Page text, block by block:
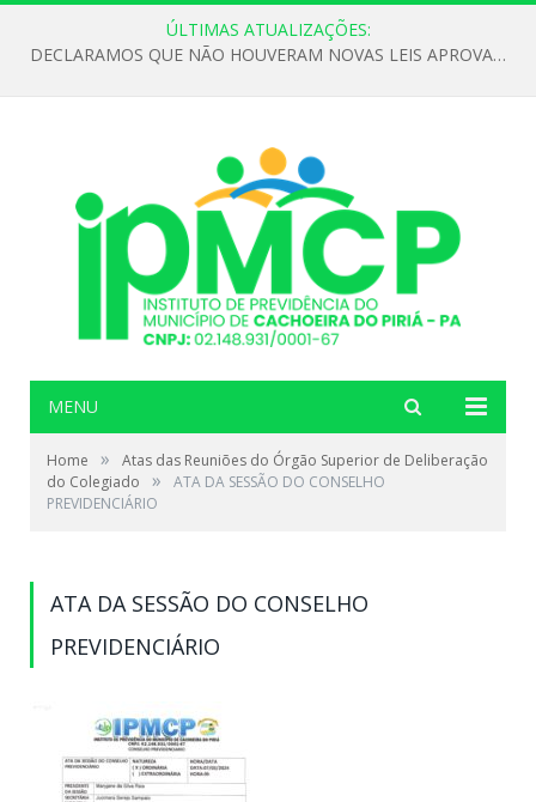
ÚLTIMAS ATUALIZAÇÕES:
DECLARAMOS QUE NÃO HOUVERAM NOVAS LEIS APROVADAS ATÉ O MOMENTO PARA O INSTITUTO DE PREVIDÊNCIA NO ANO DE 2026
MENU
Home »
Atas das Reuniões do Órgão Superior de Deliberação
do Colegiado
»
ATA DA SESSÃO DO CONSELHO
PREVIDENCIÁRIO
ATA DA SESSÃO DO CONSELHO
PREVIDENCIÁRIO